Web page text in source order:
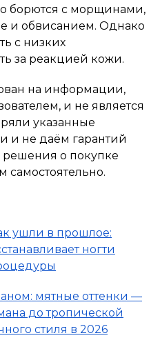
борются с морщинами,
и обвисанием. Однако
с низких
за реакцией кожи.
на информации,
и не является
указанные
и не даём гарантий
о покупке
самостоятельно.
ушли в прошлое:
ногти
мятные оттенки —
до тропической
стиля в 2026